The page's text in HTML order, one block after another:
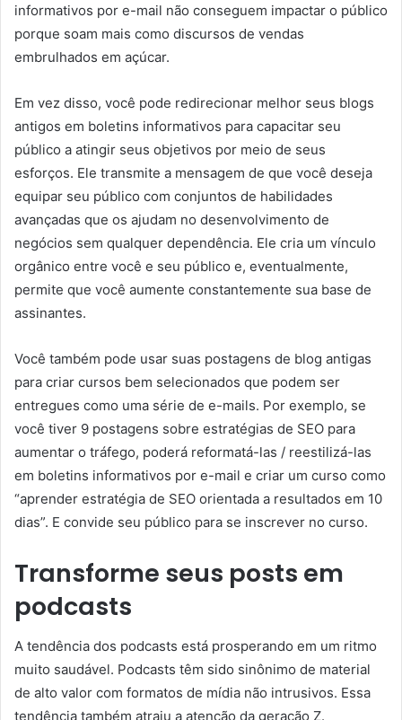
informativos por e-mail não conseguem impactar o público
porque soam mais como discursos de vendas
embrulhados em açúcar.
Em vez disso, você pode redirecionar melhor seus blogs
antigos em boletins informativos para capacitar seu
público a atingir seus objetivos por meio de seus
esforços. Ele transmite a mensagem de que você deseja
equipar seu público com conjuntos de habilidades
avançadas que os ajudam no desenvolvimento de
negócios sem qualquer dependência. Ele cria um vínculo
orgânico entre você e seu público e, eventualmente,
permite que você aumente constantemente sua base de
assinantes.
Você também pode usar suas postagens de blog antigas
para criar cursos bem selecionados que podem ser
entregues como uma série de e-mails. Por exemplo, se
você tiver 9 postagens sobre estratégias de SEO para
aumentar o tráfego, poderá reformatá-las / reestilizá-las
em boletins informativos por e-mail e criar um curso como
“aprender estratégia de SEO orientada a resultados em 10
dias”. E convide seu público para se inscrever no curso.
Transforme seus posts em
podcasts
A tendência dos podcasts está prosperando em um ritmo
muito saudável. Podcasts têm sido sinônimo de material
de alto valor com formatos de mídia não intrusivos. Essa
tendência também atraiu a atenção da geração Z.